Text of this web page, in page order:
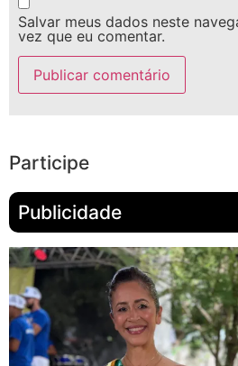
Salvar meus dados neste
vez que eu comentar.
Participe
Publicidade